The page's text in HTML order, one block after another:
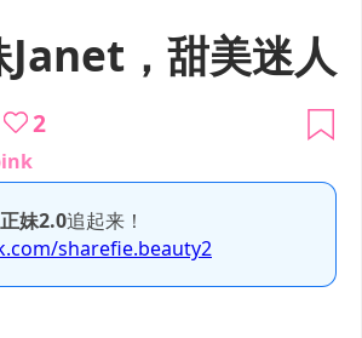
Janet，甜美迷人
2
正妹2.0追起来！
sharefie.beauty2